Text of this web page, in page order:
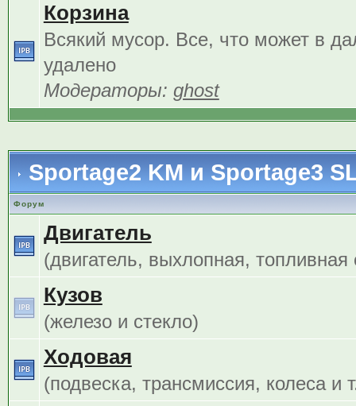
Корзина
Всякий мусор. Все, что может в
удалено
Модераторы: ghost
Sportage2 KM и Sportage3
Форум
Двигатель
(двигатель, выхлопная, топливная
Кузов
(железо и стекло)
Ходовая
(подвеска, трансмиссия, колеса и